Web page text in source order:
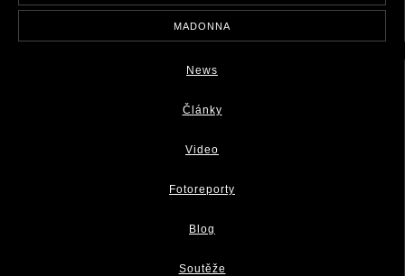
MADONNA
News
Články
Video
Fotoreporty
Blog
Soutěže